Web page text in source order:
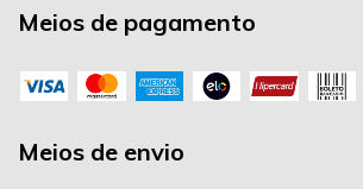
Meios de pagamento
Meios de envio